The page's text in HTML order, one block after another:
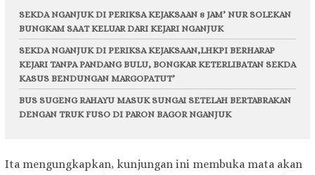
SEKDA NGANJUK DI PERIKSA KEJAKSAAN 8 JAM’ NUR SOLEKAN
BUNGKAM SAAT KELUAR DARI KEJARI NGANJUK
SEKDA NGANJUK DI PERIKSA KEJAKSAAN,LHKPI BERHARAP
KEJARI TANPA PANDANG BULU, BONGKAR KETERLIBATAN SEKDA
KASUS BENDUNGAN MARGOPATUT’
BUS SUGENG RAHAYU MASUK SUNGAI SETELAH BERTABRAKAN
DENGAN TRUK FUSO DI PARON BAGOR NGANJUK
Ita mengungkapkan, kunjungan ini membuka mata akan